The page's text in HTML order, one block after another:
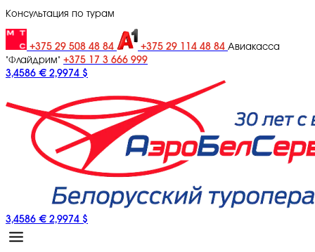
Консультация по турам
+375 29 508 48 84 +375 29 114 48 84 Авиакасса
"Флайдрим" +375 17 3 666 999
3,4586 € 2,9974 $
3,4586 € 2,9974 $